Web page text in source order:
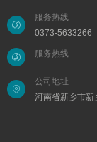
服务热线
0373-5633266
服务热线
公司地址
河南省新乡市